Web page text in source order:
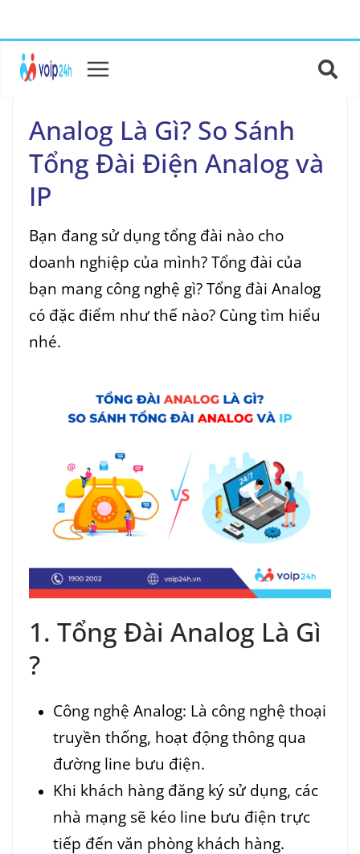
Analog Là Gì? So Sánh
Tổng Đài Điện Analog và
IP
Bạn đang sử dụng tổng đài nào cho
doanh nghiệp của mình? Tổng đài của
bạn mang công nghệ gì? Tổng đài Analog
có đặc điểm như thế nào? Cùng tìm hiểu
nhé.
1. Tổng Đài Analog Là Gì
?
Công nghệ Analog: Là công nghệ thoại
truyền thống, hoạt động thông qua
đường line bưu điện.
Khi khách hàng đăng ký sử dụng, các
nhà mạng sẽ kéo line bưu điện trực
tiếp đến văn phòng khách hàng.